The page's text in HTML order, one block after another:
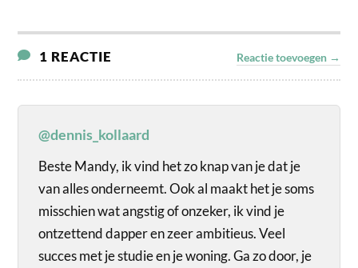
1 REACTIE Reactie toevoegen →
@dennis_kollaard
Beste Mandy, ik vind het zo knap van je dat je
van alles onderneemt. Ook al maakt het je soms
misschien wat angstig of onzeker, ik vind je
ontzettend dapper en zeer ambitieus. Veel
succes met je studie en je woning. Ga zo door, je